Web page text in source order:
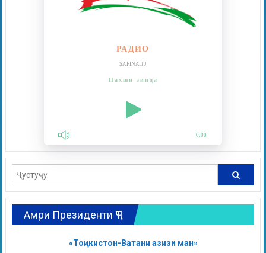
РАДИО
SAFINA.TJ
Пахши зинда
0:00
Амри Президенти ҶТ
«Тоҷикистон-Ватани азизи ман»